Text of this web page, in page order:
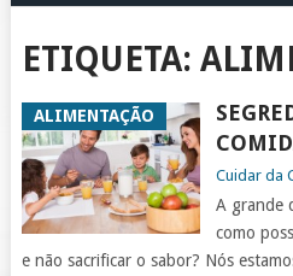
ETIQUETA:
ALIMENTAÇÃO
Cuidar da
A grande
como
e não sacrificar o sabor? Nós